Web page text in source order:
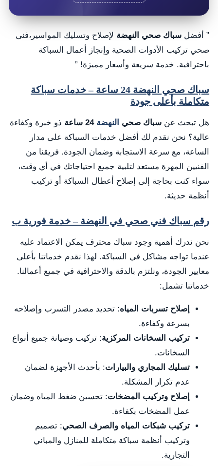
” أفضل سباك صحي النهضة لإصلاح وتسليك المواسير،فنى
صحي تركيب الأدوات الصحية وإنجاز أعمال السباكة
باحترافية. خدمة سريعة وأسعار مميزة! ”
سباك صحي النهضة 24 ساعة – خدمات سباكة
متكاملة بأعلى جودة
هل تبحث عن سباك صحي النهضة 24 ساعة
ذو خبرة وكفاءة
عالية؟ نحن نقدم لك أفضل خدمات السباكة على مدار
الساعة، مع سرعة الاستجابة وضمان الجودة. فريقنا من
الفنيين المهرة مستعد لتلبية جميع احتياجاتك في أي وقت،
سواء كنت بحاجة إلى إصلاح أعطال السباكة أو تركيب
أنظمة حديثة.
رقم سباك فني صحي في النهضة – خدمة فورية ب
نحن ندرك أهمية وجود سباك محترف يمكن الاعتماد عليه
عندما تواجه مشاكل في السباكة. لهذا نقدم خدماتنا بأعلى
معايير الجودة، ونلتزم بالدقة والاحترافية في جميع أعمالنا.
خدماتنا تشمل:
إصلاح تسربات المياه: تحديد مصدر التسرب وإصلاحه
بسرعة وكفاءة.
تركيب السخانات المركزية: تركيب وصيانة جميع أنواع
السخانات.
تسليك المجاري والبيارات: بأحدث الأجهزة لضمان
عدم تكرار المشكلة.
إصلاح وتركيب المضخات: تحسين ضغط المياه وضمان
عمل المضخات بكفاءة.
تركيب شبكات المياه والصرف الصحي: تصميم
وتركيب أنظمة سباكة متكاملة للمنازل والمباني
التجارية.